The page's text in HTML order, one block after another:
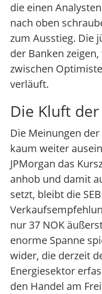
die einen
nach oben
zum Ausstieg. Die
der Banken
zwischen
verläuft.
Die Kluft
Die Meinungen
kaum weiter
JPMorgan das
anhob und damit
setzt, bleibt die
nur 37 NOK
enorme Spanne
wider, die derzeit
Energiesektor
den Handel am